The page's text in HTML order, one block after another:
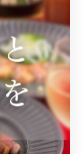
次のページ >